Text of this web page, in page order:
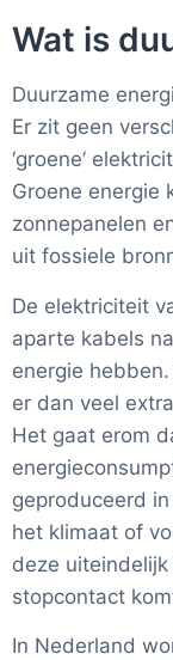
Wat is
Duurzame
Er zit geen
‘groene’
Groene energie
zonnepanelen
uit fossiele
De elektriciteit
aparte kabels
energie
er dan veel
Het gaat erom
geproduceerd
het klimaat of
deze
stopcontact
In Nederland